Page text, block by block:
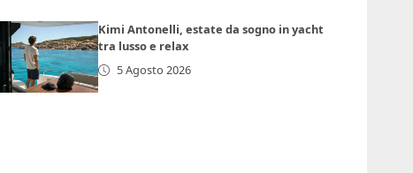
Kimi Antonelli, estate da sogno in yacht
tra lusso e relax
5 Agosto 2026